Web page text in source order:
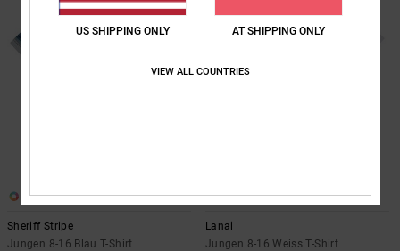
Sheriff Stripe
Jungen 8-16 Blau T-Shirt
1
Lanai
Jungen 8-16 Weiss T-Shirt
US SHIPPING ONLY AT SHIPPING ONLY
VIEW ALL COUNTRIES